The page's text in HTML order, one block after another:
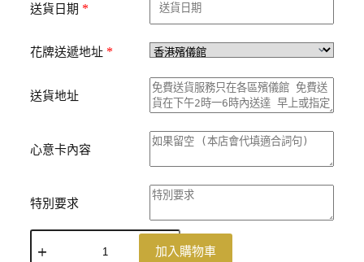
送貨日期 *
花牌送遞地址 *
送貨地址
心意卡內容
特別要求
加入購物車